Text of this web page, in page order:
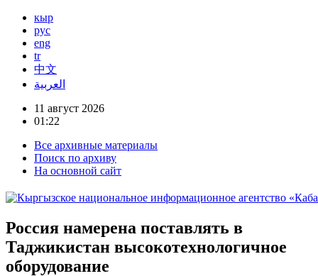
кыр
рус
eng
tr
中文
العربية
11 август 2026
01:22
Все архивные материалы
Поиск по архиву
На основной сайт
Россия намерена поставлять в
Таджикистан высокотехнологичное
оборудование